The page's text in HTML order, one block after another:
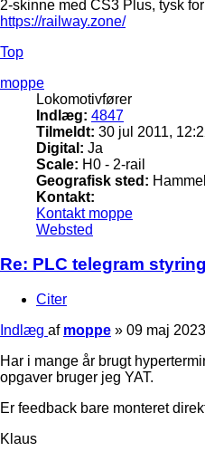
2-skinne med CS3 Plus, tysk
https://railway.zone/
Top
moppe
Lokomotivfører
Indlæg: 4847
Tilmeldt: 30 jul 2011,
Digital: Ja
Scale: H0 - 2-rail
Geografisk sted: Hammel
Kontakt:
Kontakt moppe
Websted
Re: PLC telegram
Citer
Indlæg af moppe » 09 maj
Har i mange år brugt
opgaver bruger jeg YAT.
Er feedback bare monteret
Klaus